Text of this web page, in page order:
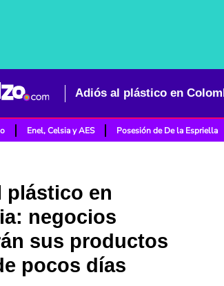
Enel, Celsia y AES Posesión de De la Espriella
plástico en
negocios
sus productos
pocos días